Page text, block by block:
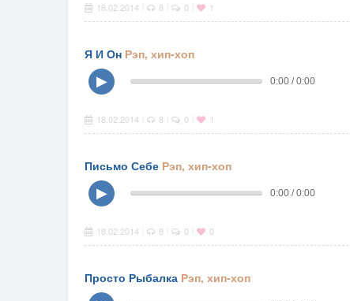
18.02.2014 8 0 1
Я И Он Рэп, хип-хоп
▶
0:00 / 0:00
18.02.2014 8 0 1
Письмо Себе Рэп, хип-хоп
▶
0:00 / 0:00
18.02.2014 8 0 0
Просто Рыбалка Рэп, хип-хоп